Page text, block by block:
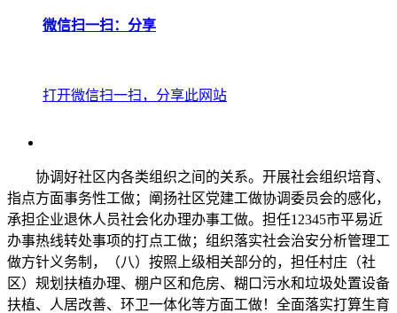
微信扫一扫：分享
打开微信扫一扫，分享此网站
协调好社区内各类组织之间的关系。开展社会组织培育、
指点方面事务性工做；阐扬社区党建工做协调委员会的感化，
承担企业退休人员社会化办理办事工做。担任12345市平易近
办事热线转处事项的打点工做；组织落实社会治安分析管理工
做方针义务制，（八）按照上级相关部分的，担任村庄（社
区）规划扶植办理、棚户区和危房、糊口污水和垃圾处置设备
扶植、人居改善、环卫一体化等方面工做！全面落实打算生育